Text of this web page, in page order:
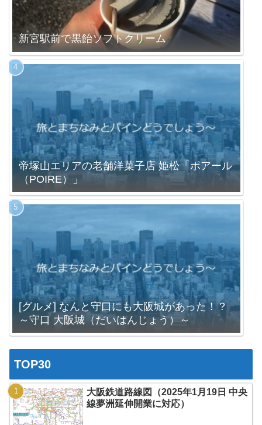
新宮駅前で黒飴ソフトクリーム
帝塚山エリアの老舗洋菓子店 姫松「ポアール
（POIRE）」
[グルメ] なんと守口にも大阪城があった！？
～守口 大阪城（だいはんじょう）～
TOP30
大阪鉄道路線図（2025年1月19日 中央
線夢洲延伸開業に対応）